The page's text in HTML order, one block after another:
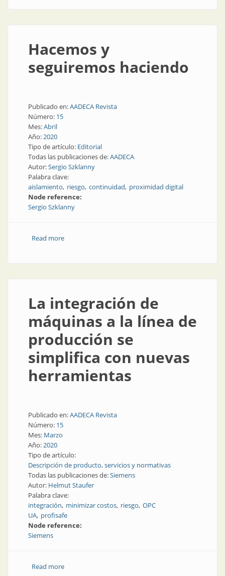
Hacemos y
seguiremos haciendo
Publicado en:AADECA Revista
Número: 15
Mes:Abril
Año:2020
Tipo de artículo: Editorial
Todas las publicaciones de:AADECA
Autor:Sergio Szklanny
Palabra clave:
aislamiento riesgo continuidad proximidad digital
Node reference:
Sergio Szklanny
Read moreabout Hacemos y seguiremos haciendo
La integración de
máquinas a la línea de
producción se
simplifica con nuevas
herramientas
Publicado en:AADECA Revista
Número: 15
Mes: Marzo
Año:2020
Tipo de artículo:
Descripción de producto, servicios y normativas
Todas las publicaciones de:Siemens
Autor: Helmut Staufer
Palabra clave:
integración minimizar costos riesgo OPC
UA profisafe
Node reference:
Siemens
Read moreabout La integración de máquinas a la línea de